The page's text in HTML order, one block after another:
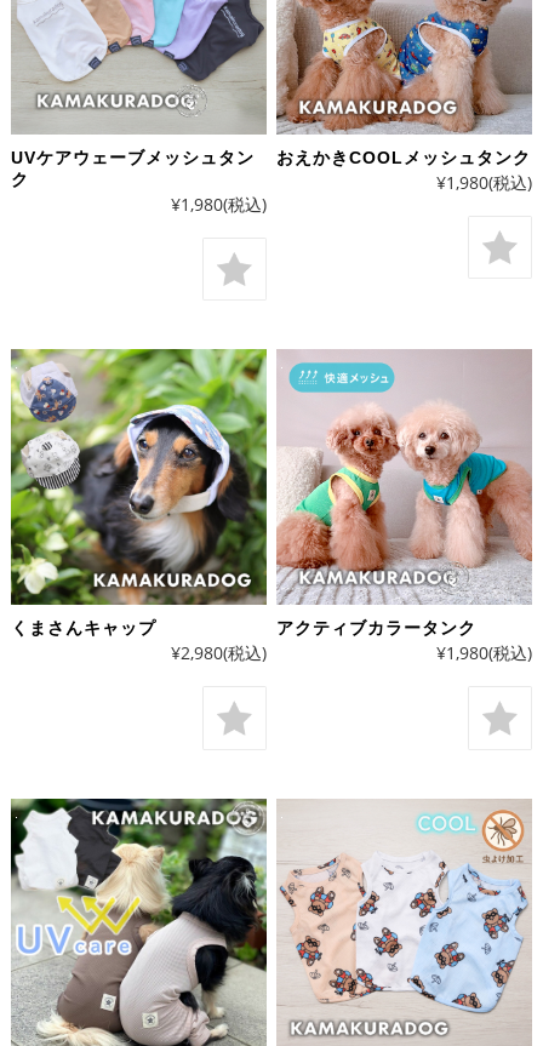
UVケアウェーブメッシュタン
ク
¥1,980(税込)
おえかきCOOLメッシュタンク
¥1,980(税込)
くまさんキャップ
¥2,980(税込)
アクティブカラータンク
¥1,980(税込)